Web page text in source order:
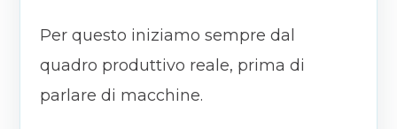
Per questo iniziamo sempre dal
quadro produttivo reale, prima di
parlare di macchine.